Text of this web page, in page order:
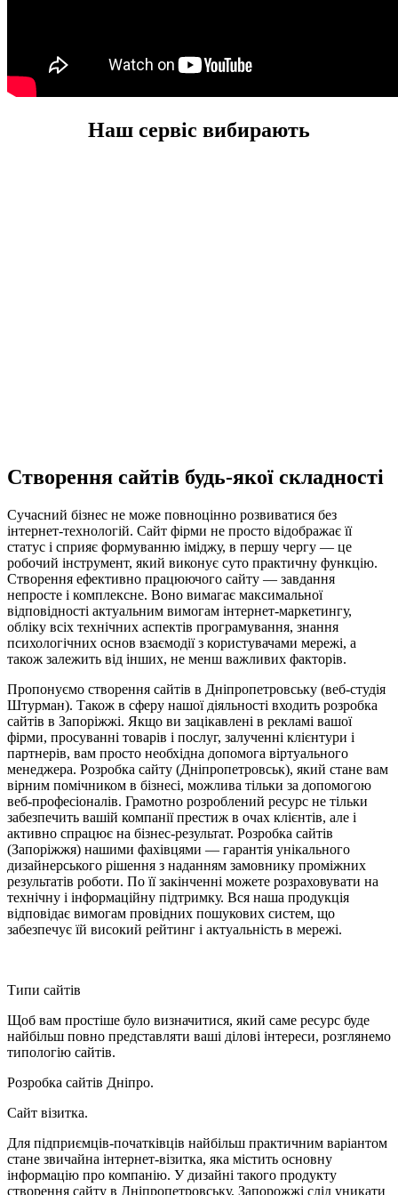
Наш сервіс вибирають
Створення сайтів будь-якої складності
Сучасний бізнес не може повноцінно розвиватися без
інтернет-технологій. Сайт фірми не просто відображає її
статус і сприяє формуванню іміджу, в першу чергу — це
робочий інструмент, який виконує суто практичну функцію.
Створення ефективно працюючого сайту — завдання
непросте і комплексне. Воно вимагає максимальної
відповідності актуальним вимогам інтернет-маркетингу,
обліку всіх технічних аспектів програмування, знання
психологічних основ взаємодії з користувачами мережі, а
також залежить від інших, не менш важливих факторів.
Пропонуємо створення сайтів в Дніпропетровську (веб-студія
Штурман). Також в сферу нашої діяльності входить розробка
сайтів в Запоріжжі. Якщо ви зацікавлені в рекламі вашої
фірми, просуванні товарів і послуг, залученні клієнтури і
партнерів, вам просто необхідна допомога віртуального
менеджера. Розробка сайту (Дніпропетровськ), який стане вам
вірним помічником в бізнесі, можлива тільки за допомогою
веб-професіоналів. Грамотно розроблений ресурс не тільки
забезпечить вашій компанії престиж в очах клієнтів, але і
активно спрацює на бізнес-результат. Розробка сайтів
(Запоріжжя) нашими фахівцями — гарантія унікального
дизайнерського рішення з наданням замовнику проміжних
результатів роботи. По її закінченні можете розраховувати на
технічну і інформаційну підтримку. Вся наша продукція
відповідає вимогам провідних пошукових систем, що
забезпечує їй високий рейтинг і актуальність в мережі.
Типи сайтів
Щоб вам простіше було визначитися, який саме ресурс буде
найбільш повно представляти ваші ділові інтереси, розглянемо
типологію сайтів.
Розробка сайтів Дніпро.
Сайт візитка.
Для підприємців-початківців найбільш практичним варіантом
стане звичайна інтернет-візитка, яка містить основну
інформацію про компанію. У дизайні такого продукту
створення сайту в Дніпропетровську, Запорожжі слід уникати